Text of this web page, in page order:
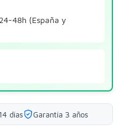
48h (España y
días Garantía 3 años